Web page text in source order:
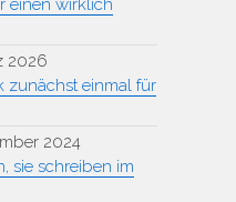
einen wirklich
2026
zunächst einmal für
2024
sie schreiben im